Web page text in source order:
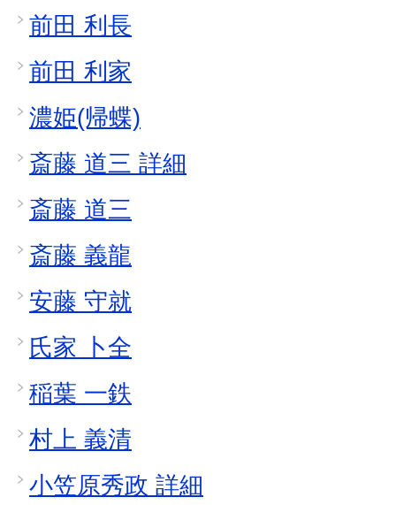
前田 利長
前田 利家
濃姫(帰蝶)
斎藤 道三 詳細
斎藤 道三
斎藤 義龍
安藤 守就
氏家 卜全
稲葉 一鉄
村上 義清
小笠原秀政 詳細